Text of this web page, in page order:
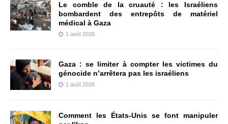
Le comble de la cruauté : les Israéliens
bombardent des entrepôts de matériel
médical à Gaza
1 août 2026
Gaza : se limiter à compter les victimes du
génocide n’arrêtera pas les israéliens
1 août 2026
Comment les États-Unis se font manipuler